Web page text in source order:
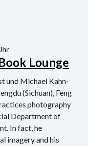
Lounge
und Michael Kahn-
(Sichuan), Feng
photography
Department of
In fact, he
imagery and his